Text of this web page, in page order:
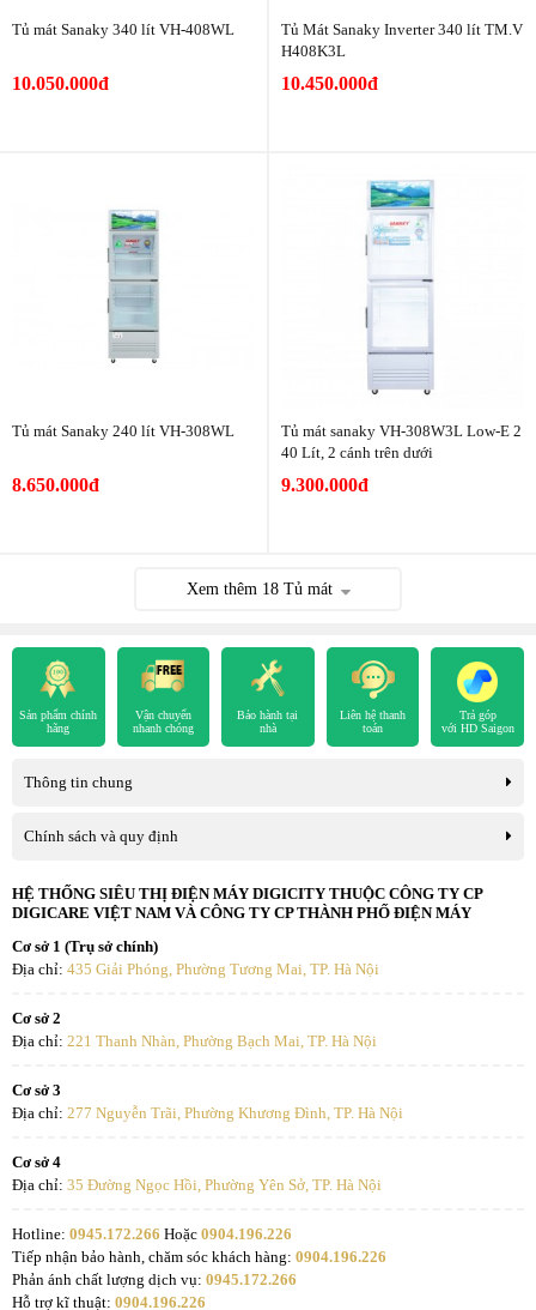
Tủ mát Sanaky 340 lít VH-408WL
10.050.000đ
Tủ Mát Sanaky Inverter 340 lít TM.V
H408K3L
10.450.000đ
Tủ mát Sanaky 240 lít VH-308WL
8.650.000đ
Tủ mát sanaky VH-308W3L Low-E 2
40 Lít, 2 cánh trên dưới
9.300.000đ
Xem thêm 18Tủ mát
Sản phẩm chính
hãng
Vận chuyển
nhanh chóng
Bảo hành tại
nhà
Liên hệ thanh
toán
Trả góp
với HD Saigon
Thông tin chung
Chính sách và quy định
HỆ THỐNG SIÊU THỊ ĐIỆN MÁY DIGICITY THUỘC CÔNG TY CP
DIGICARE VIỆT NAM VÀ CÔNG TY CP THÀNH PHỐ ĐIỆN MÁY
Cơ sở 1 (Trụ sở chính)
Địa chỉ: 435 Giải Phóng, Phường Tương Mai, TP. Hà Nội
Cơ sở 2
Địa chỉ: 221 Thanh Nhàn, Phường Bạch Mai, TP. Hà Nội
Cơ sở 3
Địa chỉ: 277 Nguyễn Trãi, Phường Khương Đình, TP. Hà Nội
Cơ sở 4
Địa chỉ: 35 Đường Ngọc Hồi, Phường Yên Sở, TP. Hà Nội
Hotline: 0945.172.266 Hoặc 0904.196.226
Tiếp nhận bảo hành, chăm sóc khách hàng: 0904.196.226
Phản ánh chất lượng dịch vụ: 0945.172.266
Hỗ trợ kĩ thuật: 0904.196.226